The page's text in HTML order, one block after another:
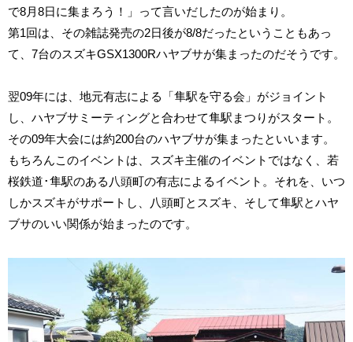
で8月8日に集まろう！」って言いだしたのが始まり。
第1回は、その雑誌発売の2日後が8/8だったということもあっ
て、7台のスズキGSX1300Rハヤブサが集まったのだそうです。
翌09年には、地元有志による「隼駅を守る会」がジョイント
し、ハヤブサミーティングと合わせて隼駅まつりがスタート。
その09年大会には約200台のハヤブサが集まったといいます。
もちろんこのイベントは、スズキ主催のイベントではなく、若
桜鉄道･隼駅のある八頭町の有志によるイベント。それを、いつ
しかスズキがサポートし、八頭町とスズキ、そして隼駅とハヤ
ブサのいい関係が始まったのです。